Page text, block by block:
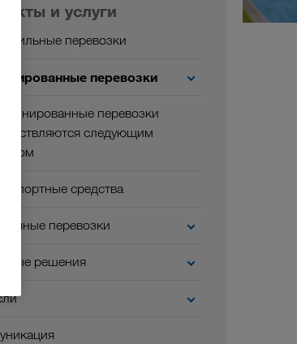
и услуги
перевозки
перевозки
перевозки
следующим
средства
перевозки
решения